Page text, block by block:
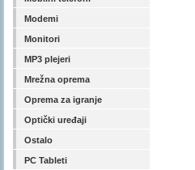
Modemi
Monitori
MP3 plejeri
Mrežna oprema
Oprema za igranje
Optički uređaji
Ostalo
PC Tableti